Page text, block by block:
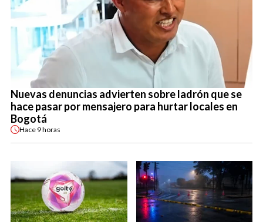
Nuevas denuncias advierten sobre ladrón que se
hace pasar por mensajero para hurtar locales en
Bogotá
Hace 9 horas